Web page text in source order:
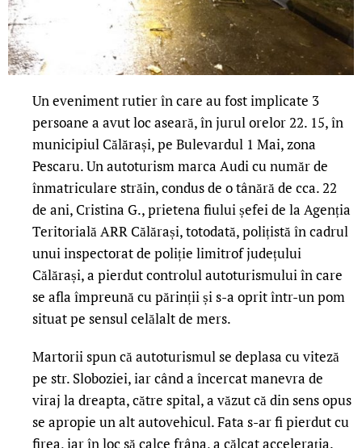
Un eveniment rutier în care au fost implicate 3
persoane a avut loc aseară, în jurul orelor 22. 15, în
municipiul Călărași, pe Bulevardul 1 Mai, zona
Pescaru. Un autoturism marca Audi cu număr de
înmatriculare străin, condus de o tânără de cca. 22
de ani, Cristina G., prietena fiului șefei de la Agenția
Teritorială ARR Călărași, totodată, polițistă în cadrul
unui inspectorat de poliție limitrof județului
Călărași, a pierdut controlul autoturismului în care
se afla împreună cu părinții și s-a oprit într-un pom
situat pe sensul celălalt de mers.
Martorii spun că autoturismul se deplasa cu viteză
pe str. Sloboziei, iar când a încercat manevra de
viraj la dreapta, către spital, a văzut că din sens opus
se apropie un alt autovehicul. Fata s-ar fi pierdut cu
firea, iar în loc să calce frâna, a călcat accelerația.